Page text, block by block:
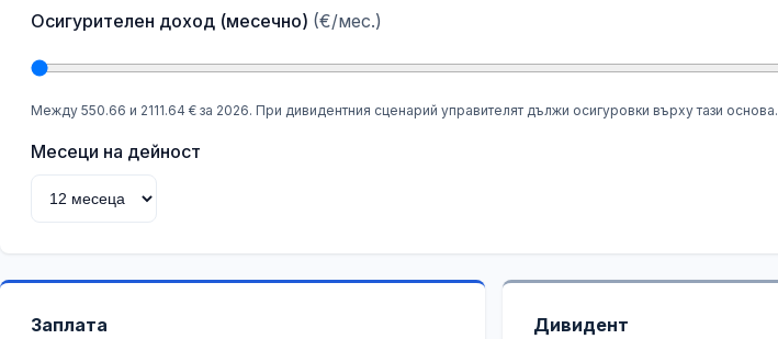
Осигурителен доход (месечно) (€/мес.)
Между 550.66 и 2111.64 € за 2026. При дивидентния сценарий управителят дължи осигуровки върху тази основа.
Месеци на дейност
Заплата Дивидент